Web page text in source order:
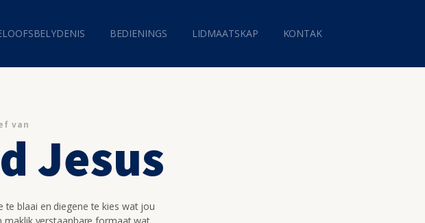
BEDIENINGS LIDMAATSKAP KONTAK
van
Jesus
blaai en diegene te kies wat jou